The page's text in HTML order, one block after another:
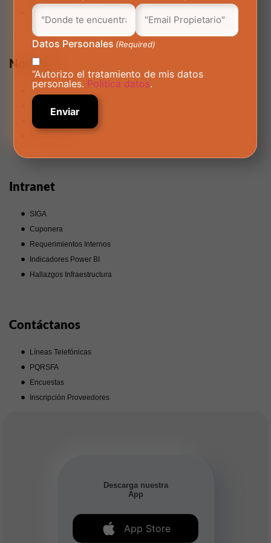
Nosotros
Nuestra Empresa
Trabaja con Nosotros
Corporativo
Intranet
SIGA
Cuponera
Requerimientos Internos
Indicadores Power BI
Hallazgos Infraestructura
Contáctanos
Líneas Telefónicas
PQRSFA
Encuestas
Inscripción Proveedores
Descarga nuestra
App
App Store
Datos Personales (Required)
“Autorizo el tratamiento de mis datos
personales. Politica datos.